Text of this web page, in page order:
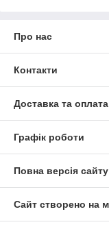
Сумах або замовити
Про нас
Контакти
Доставка та оплата
Графік роботи
Повна версія сайту
Сайт створено на